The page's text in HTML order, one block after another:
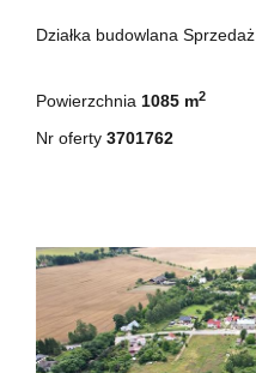
Działka budowlana Sprzedaż
Powierzchnia 1085 m2
Nr oferty 3701762